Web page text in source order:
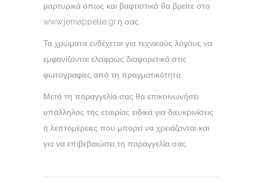
μαρτυρικά όπως και βαφτιστικά θα βρείτε στο
www.jemappelle.gr.ή σας.
Τα χρώματα ενδέχεται για τεχνικούς λόγους να
εμφανίζονται ελαφρώς διαφορετικά στις
φωτογραφίες από τη πραγματικότητα.
Μετά τη παραγγελία σας θα επικοινωνήσει
υπάλληλος της εταιρίας ειδικά για διευκρινίσεις
ή λεπτομέρειες που μπορεί να χρειάζονται και
για να επιβεβαιώσει τη παραγγελία σας.